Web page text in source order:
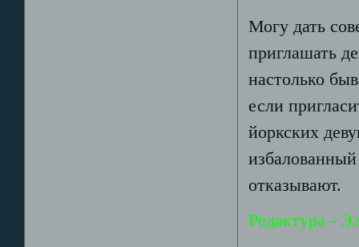
Могу дать
приглашать
настолько
если
йоркских
отказывают.
Редактура -